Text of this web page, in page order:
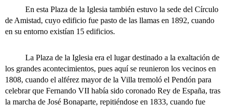
En esta Plaza de la Iglesia también estuvo la sede del Círculo
de Amistad, cuyo edificio fue pasto de las llamas en 1892, cuando
en su entorno existían 15 edificios.
La Plaza de la Iglesia era el lugar destinado a la exaltación de
los grandes acontecimientos, pues aquí se reunieron los vecinos en
1808, cuando el alférez mayor de la Villa tremoló el Pendón para
celebrar que Fernando VII había sido coronado Rey de España, tras
la marcha de José Bonaparte, repitiéndose en 1833, cuando fue